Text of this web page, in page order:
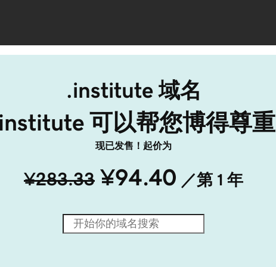
.institute 域名
可以帮您博得尊重
现已发售！起价为
¥283.33 ¥94.40 ／第 1 年